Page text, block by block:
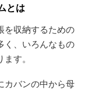
とは
を収納するための
く、いろんなもの
す。
カバンの中から母